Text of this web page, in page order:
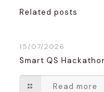
Related posts
15/07/2026
Smart QS
Read more